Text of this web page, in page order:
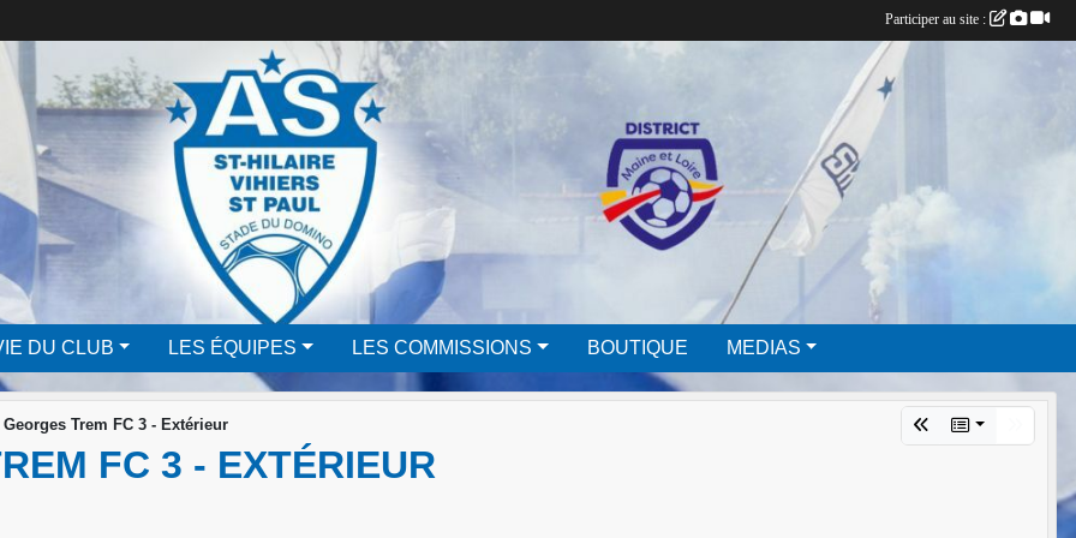
DU CLUB LES ÉQUIPES LES COMMISSIONS BOUTIQUE MEDIAS
Georges Trem FC 3 - Extérieur
FC 3 - EXTÉRIEUR
Participer au site :